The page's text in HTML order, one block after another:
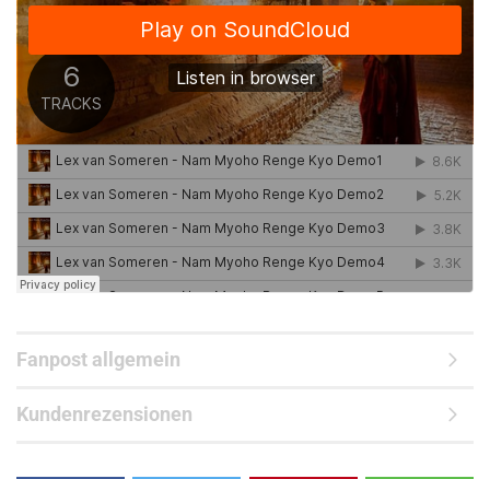
Fanpost allgemein
Kundenrezensionen